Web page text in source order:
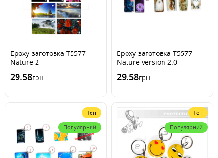
Epoxy-заготовка Т5577
Nature 2
29.58грн
Epoxy-заготовка Т5577
Nature version 2.0
29.58грн
Топ
Популярний
Топ
Популярний